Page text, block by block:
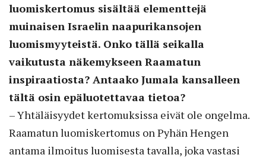
luomiskertomus sisältää elementtejä
muinaisen Israelin naapurikansojen
luomismyyteistä. Onko tällä seikalla
vaikutusta näkemykseen Raamatun
inspiraatiosta? Antaako Jumala kansalleen
tältä osin epäluotettavaa tietoa?
– Yhtäläisyydet kertomuksissa eivät ole ongelma.
Raamatun luomiskertomus on Pyhän Hengen
antama ilmoitus luomisesta tavalla, joka vastasi